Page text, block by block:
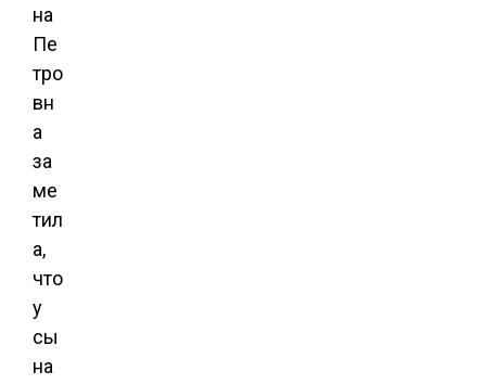
на
Пе
тро
вн
а
за
ме
тил
а,
что
у
сы
на